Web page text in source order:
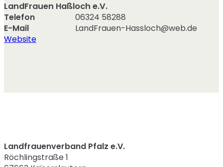
LandFrauen Haßloch e.V.
Telefon
06324 58288
E-Mail
LandFrauen-Hassloch@web.de
Website
Landfrauenverband Pfalz e.V.
Röchlingstraße 1